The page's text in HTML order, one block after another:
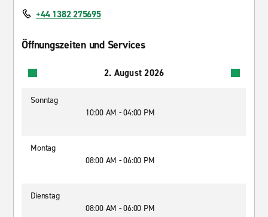
+44 1382 275695
Öffnungszeiten und Services
2. August 2026
Sonntag
10:00 AM - 04:00 PM
Montag
08:00 AM - 06:00 PM
Dienstag
08:00 AM - 06:00 PM